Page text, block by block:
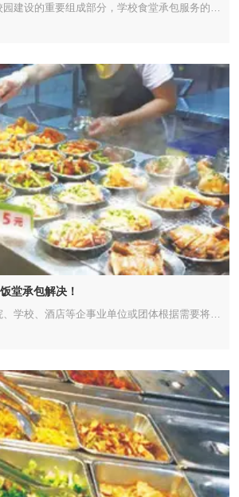
建设的重要组成部分，学校食堂承包服务的质
堂承包解决！
学校、酒店等企事业单位或团体根据需要将食
公司管理，然后选择餐饮公司提供的各种菜